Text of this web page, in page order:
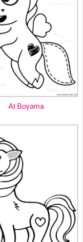
At Boyama